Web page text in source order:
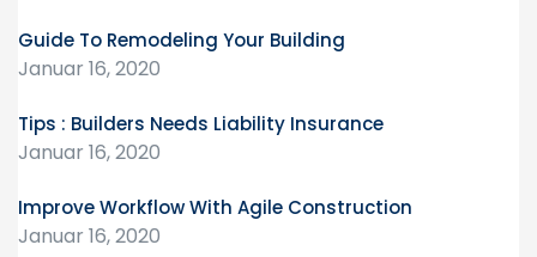
Guide To Remodeling Your Building
Januar 16, 2020
Tips : Builders Needs Liability Insurance
Januar 16, 2020
Improve Workflow With Agile Construction
Januar 16, 2020